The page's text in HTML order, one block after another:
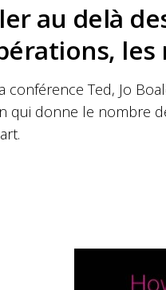
au delà
les
conférence Ted, Jo
qui donne le nombre